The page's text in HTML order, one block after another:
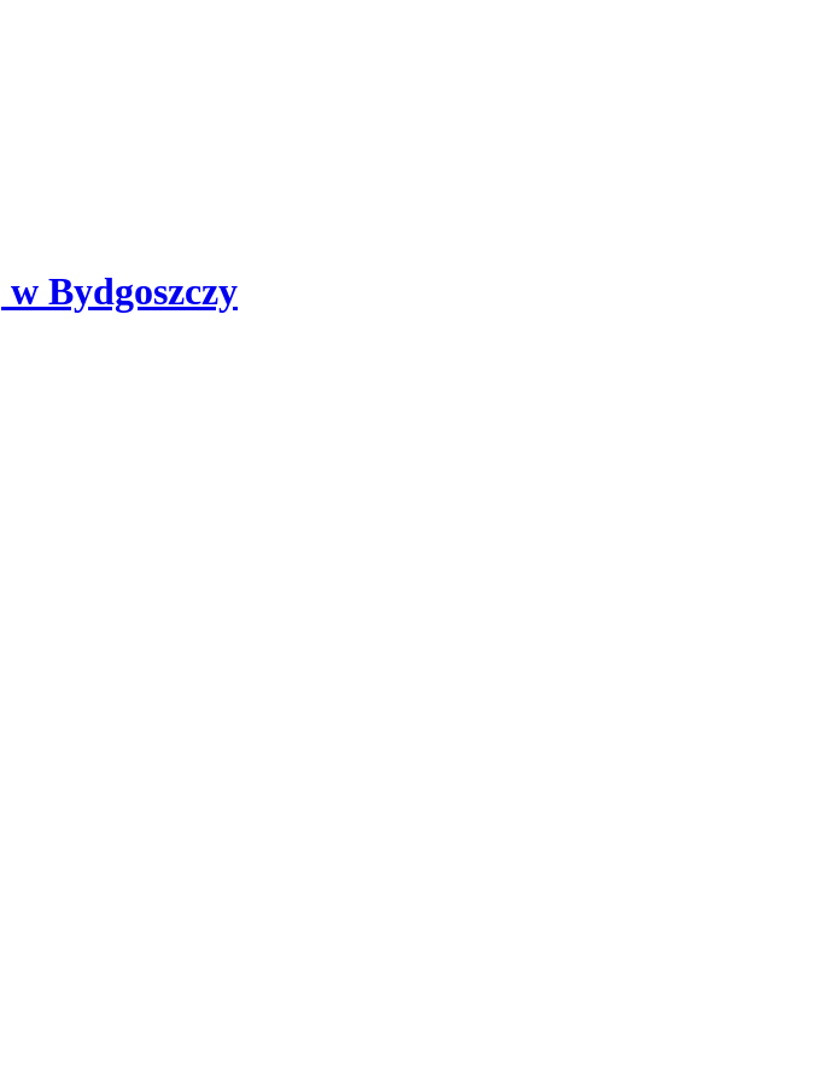
w Bydgoszczy